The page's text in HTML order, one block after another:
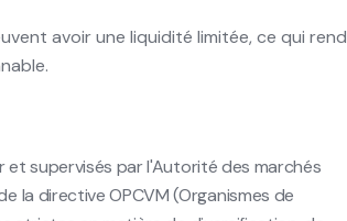
avoir une liquidité limitée, ce qui rend
et supervisés par l'Autorité des marchés
la directive OPCVM (Organismes de